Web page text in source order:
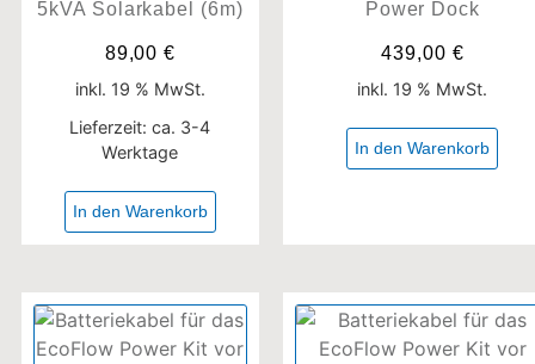
5kVA Solarkabel (6m)
89,00€
inkl. 19 % MwSt.
Lieferzeit:ca. 3-4
Werktage
In den Warenkorb
Power Dock
439,00 €
inkl. 19 % MwSt.
In den Warenkorb